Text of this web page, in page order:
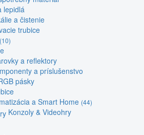
lepidlá
a čistenie
trubice
(10)
a reflektory
a príslušenstvo
pásky
a Smart Home (44)
Konzoly & Videohry